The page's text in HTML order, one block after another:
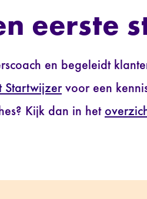
eerste
en begeleidt
Startwijzervoor een
Kijk dan in het